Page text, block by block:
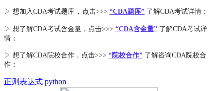
▷ 想加入CDA考试题库 ， 点击>>> “CDA题库” 了解CDA考试详情；
▷ 想了解CDA考试含金量 ，点击>>> “CDA含金量” 了解CDA考试详
情；
▷ 想了解CDA院校合作 ，点击>>> “院校合作” 了解咨询CDA院校合
作；
正则表达式 python